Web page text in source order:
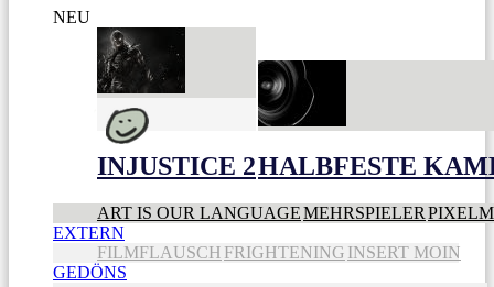
NEU
INJUSTICE 2HALBFESTE
ART IS OUR LANGUAGEMEHRSPIELER
EXTERN
FILMFLAUSCH FRIGHTENING INSERT MOIN
GEDÖNS